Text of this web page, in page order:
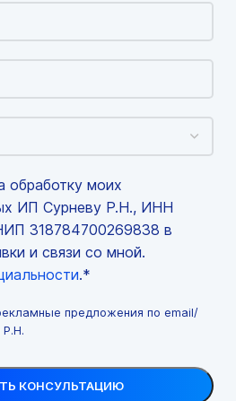
обработку моих
ИП Сурневу Р.Н., ИНН
318784700269838 в
и связи со мной.
.*
предложения по email/
Р.Н.